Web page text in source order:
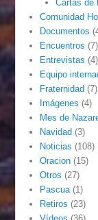
Cartas de
Comunidad
Documentos
Encuentros (7)
Entrevistas (4)
Equipo
Fraternidad (7)
Imágenes (4)
Mes de
Navidad (3)
Noticias (108)
Oracion (15)
Otros (27)
Pascua (1)
Retiros (23)